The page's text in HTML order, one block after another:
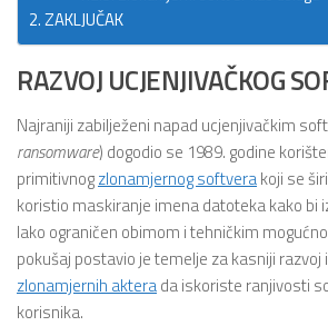
ZAKLJUČAK
RAZVOJ UCJENJIVAČKOG
Najraniji zabilježeni napad ucjenjivačkim
ransomware) dogodio se 1989. godine
primitivnogzlonamjernog softverakoji se
koristio maskiranje imena datoteka kako bi
Iako ograničen obimom i tehničkim
pokušaj postavio je temelje za kasniji
zlonamjernih akterada iskoriste ranjivosti
korisnika.